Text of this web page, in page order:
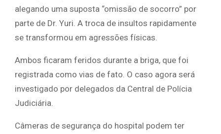
alegando uma suposta “omissão de socorro” por
parte de Dr. Yuri. A troca de insultos rapidamente
se transformou em agressões físicas.
Ambos ficaram feridos durante a briga, que foi
registrada como vias de fato. O caso agora será
investigado por delegados da Central de Polícia
Judiciária.
Câmeras de segurança do hospital podem ter